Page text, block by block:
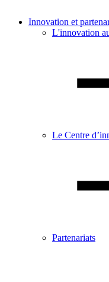
Innovation et
L'innovation
Le Centre
Partenariats